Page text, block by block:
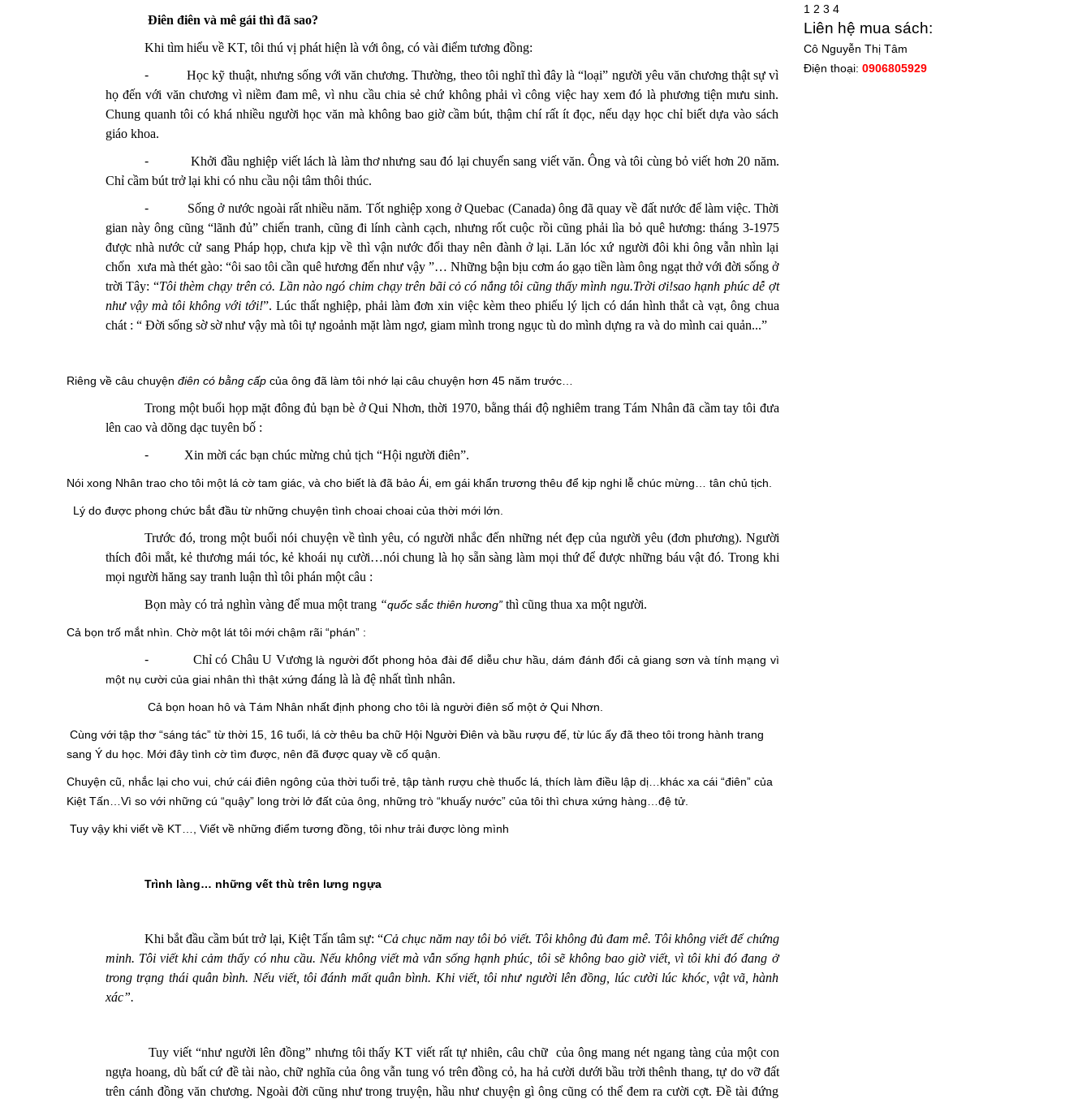
Điên điên và mê gái thì đã sao?
Khi tìm hiểu về KT, tôi thú vị phát hiện là với ông, có vài điểm tương đồng:
-
Học kỹ thuật, nhưng sống với văn chương. Thường, theo tôi nghĩ thì đây là “loại” người yêu văn chương thật sự vì
họ đến với văn chương vì niềm đam mê, vì nhu cầu chia sẻ chứ không phải vì công việc hay xem đó là phương tiện mưu sinh.
Chung quanh tôi có khá nhiều người học văn mà không bao giờ cầm bút, thậm chí rất ít đọc, nếu dạy học chỉ biết dựa vào sách
giáo khoa.
-
Khởi đầu nghiệp viết lách là làm thơ nhưng sau đó lại chuyển sang viết văn.Ông và tôi cùng bỏ viết hơn 20 năm.
Chỉ cầm bút trở lại khi có nhu cầu nội tâm thôi thúc.
-
Sống ở nước ngoài rất nhiều năm. Tốt nghiệp xong ở Quebac (Canada) ông đã quay về đất nước để làm việc. Thời
gian này ông cũng “lãnh đủ” chiến tranh, cũng đi lính cành cạch, nhưng rốt cuộc rồi cũng phải lìa bỏ quê hương: tháng 3-1975
được nhà nước cử sang Pháp họp, chưa kịp về thì vận nước đổi thay nên đành ở lại. Lăn lóc xứ người đôi khi ông vẫn nhìn lại
chốn xưa mà thét gào: “ôi sao tôi cần quê hương đến như vậy ”… Những bận bịu cơm áo gạo tiền làm ông ngạt thở với đời sống ở
trời Tây: “Tôi thèm chạy trên cỏ. Lần nào ngó chim chạy trên bãi cỏ có nắng tôi cũng thấy mình ngu.Trời ơi!sao hạnh phúc dễ ợt
như vậy mà tôi không với tới!”. Lúc thất nghiệp, phải làm đơn xin việc kèm theo phiếu lý lịch có dán hình thắt cà vạt, ông chua
chát : “ Đời sống sờ sờ như vậy mà tôi tự ngoảnh mặt làm ngơ, giam mình trong ngục tù do mình dựng ra và do mình cai quản...”
Riêng về câu chuyện điên có bằng cấp của ông đã làm tôi nhớ lại câu chuyện hơn 45 năm trước…
Trong một buổi họp mặt đông đủ bạn bè ở Qui Nhơn,thời 1970, bằng thái độ nghiêm trangTám Nhân đã cầm tay tôi đưa
lên cao và dõng dạc tuyên bố :
-
Xin mời các bạn chúc mừng chủ tịch “Hội người điên”.
Nói xong Nhân trao cho tôi một lá cờ tam giác, và cho biết là đã bảo Ái, em gái khẩn trương thêu để kịp nghi lễ chúc mừng… tân chủ tịch.
Lý do được phong chức bắt đầu từ những chuyện tình choai choai của thời mới lớn.
Trước đó, trong một buổi nói chuyện vềtình yêu, có người nhắc đếnnhững nét đẹp của người yêu (đơn phương). Người
thích đôi mắt, kẻ thương mái tóc, kẻ khoái nụ cười…nói chung là họ sẵn sàng làm mọi thứ để được những báu vật đó. Trong khi
mọi người hăng say tranh luận thì tôi phán một câu :
Bọn mày có trả nghìn vàng để mua một trang “quốc sắc thiên hương” thì cũng thua xa một người.
Cả bọn trố mắt nhìn. Chờ một lát tôi mới chậm rãi “phán” :
- Chỉ có Châu U Vương là người đốt phong hỏa đài để diễu chư hầu, dám đánh đổi cả giang sơn và tính mạng vì
một nụ cười của giai nhân thì thật xứng đáng là là đệ nhất tình nhân.
Cả bọn hoan hô và Tám Nhân nhất định phong cho tôi là người điên số một ở Qui Nhơn.
Cùng với tập thơ “sáng tác” từ thời 15, 16 tuổi, lá cờ thêu ba chữ Hội Người Điên và bầu rượu đế, từ lúc ấy đã theo tôi trong hành trang
sang Ý du học. Mới đây tình cờ tìm được, nên đã được quay về cố quận.
Chuyện cũ, nhắc lại cho vui, chứ cái điên ngông của thời tuổi trẻ, tập tành rượu chè thuốc lá, thích làm điều lập dị…khác xa cái “điên” của
Kiệt Tấn…Vì so với những cú “quậy” long trời lở đất của ông, những trò “khuấy nước” của tôi thì chưa xứng hàng…đệ tử.
Tuy vậy khi viết về KT…, Viết về những điểm tương đồng, tôi như trải được lòng mình
Trình làng… những vết thù trên lưng ngựa
Khi bắt đầu cầm bút trở lại, Kiệt Tấn tâm sự: “Cả chục năm nay tôi bỏ viết. Tôi không đủ đam mê. Tôi không viết để chứng
minh. Tôi viết khi cảm thấy có nhu cầu. Nếu không viết mà vẫn sống hạnh phúc, tôi sẽ không bao giờ viết, vì tôi khi đó đang ở
trong trạng thái quân bình. Nếu viết, tôi đánh mất quân bình. Khi viết, tôi như người lên đồng, lúc cười lúc khóc, vật vã, hành
xác”.
Tuy viết “như người lên đồng”nhưng tôi thấy KT viết rất tự nhiên, câu chữ của ông mang nét ngang tàng của một con
ngựa hoang, dù bất cứ đề tài nào, chữ nghĩa của ông vẫn tung vó trên đồng cỏ, ha hả cười dưới bầu trời thênh thang, tự do vỡ đất
trên cánh đồng văn chương. Ngoài đời cũng như trong truyện, hầu như chuyện gì ông cũng có thể đem ra cười cợt. Đề tài đứng
1 2 3 4
Liên hệ mua sách:
Cô Nguyễn Thị Tâm
Điện thoại: 0906805929